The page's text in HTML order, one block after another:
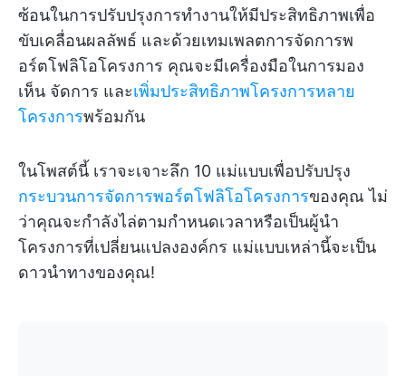
ซ้อนในการปรับปรุงการทำงานให้มีประสิทธิภาพเพื่อ
ขับเคลื่อนผลลัพธ์ และด้วยเทมเพลตการจัดการพ
อร์ตโฟลิโอโครงการ คุณจะมีเครื่องมือในการมอง
เห็น จัดการ และเพิ่มประสิทธิภาพโครงการหลาย
โครงการพร้อมกัน
ในโพสต์นี้ เราจะเจาะลึก 10 แม่แบบเพื่อปรับปรุง
กระบวนการจัดการพอร์ตโฟลิโอโครงการของคุณ ไม่
ว่าคุณจะกำลังไล่ตามกำหนดเวลาหรือเป็นผู้นำ
โครงการที่เปลี่ยนแปลงองค์กร แม่แบบเหล่านี้จะเป็น
ดาวนำทางของคุณ!